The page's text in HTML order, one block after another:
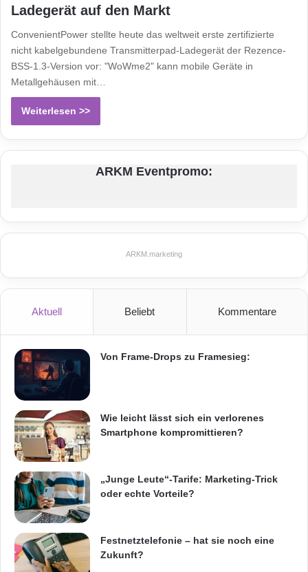
Ladegerät auf den Markt
ConvenientPower stellte heute das weltweit erste zertifizierte
nicht kabelgebundene Transmitterpad-Ladegerät der Rezence-
BSS-1.3-Version vor: "WoWme2" kann mobile Geräte in
Metallgehäusen mit…
Weiterlesen >>
ARKM Eventpromo:
ARKM.marketing
Aktuell Beliebt Kommentare
Von Frame-Drops zu Framesieg:
Wie leicht lässt sich ein verlorenes
Smartphone kompromittieren?
„Junge Leute“-Tarife: Marketing-Trick
oder echte Vorteile?
Festnetztelefonie – hat sie noch eine
Zukunft?